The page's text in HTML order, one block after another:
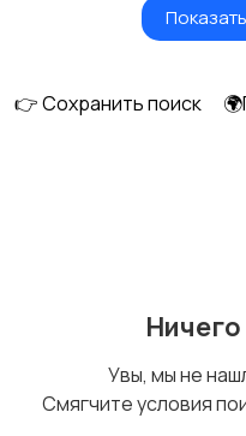
Водный транспорт
👉 Сохранить поиск
Увы, мы не
Смягчите условия